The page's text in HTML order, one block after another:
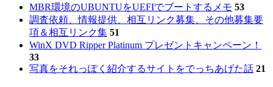
MBR環境のUBUNTUをUEFIでブートするメモ 53
調査依頼、情報提供、相互リンク募集、その他募集要
項＆相互リンク集 51
WinX DVD Ripper Platinum プレゼントキャンペーン！
33
写真をそれっぽく紹介するサイトをでっちあげた話 21